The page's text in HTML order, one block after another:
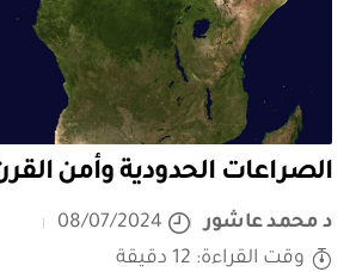
الصراعات الحدودية وأمن
د محمد عاشور
08/07/2024
وقت القراءة: 12 دقيقة